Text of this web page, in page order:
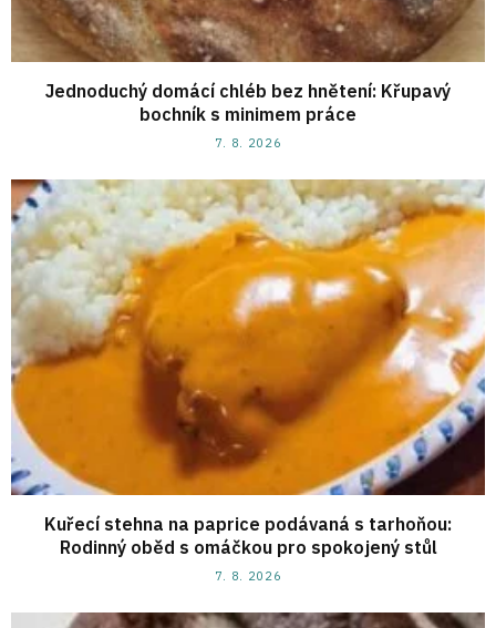
Jednoduchý domácí chléb bez hnětení: Křupavý
bochník s minimem práce
7. 8. 2026
Kuřecí stehna na paprice podávaná s tarhoňou:
Rodinný oběd s omáčkou pro spokojený stůl
7. 8. 2026